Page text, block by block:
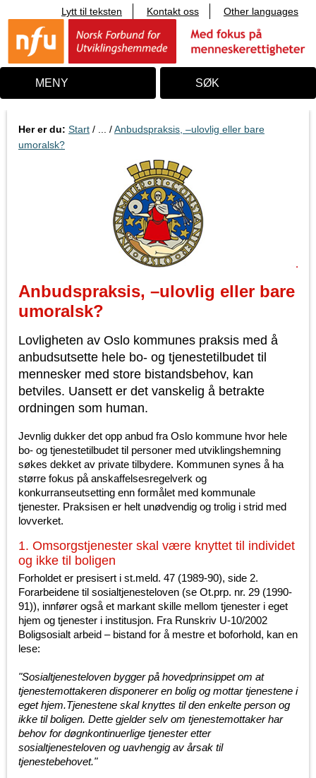
i
n
o
Lytt til teksten Kontakt oss Other languages
MENY SØK
Her er du: Start / ... /Anbudspraksis, –ulovlig eller bare
umoralsk?
Anbudspraksis, –ulovlig eller bare
umoralsk?
Lovligheten av Oslo kommunes praksis med å
anbudsutsette hele bo- og tjenestetilbudet til
mennesker med store bistandsbehov, kan
betviles. Uansett er det vanskelig å betrakte
ordningen som human.
Jevnlig dukker det opp anbud fra Oslo kommune hvor hele
bo- og tjenestetilbudet til personer med utviklingshemning
søkes dekket av private tilbydere. Kommunen synes å ha
større fokus på anskaffelsesregelverk og
konkurranseutsetting enn formålet med kommunale
tjenester. Praksisen er helt unødvendig og trolig i strid med
lovverket.
1. Omsorgstjenester skal være knyttet til individet
og ikke til boligen
Forholdet er presisert i st.meld. 47 (1989-90), side 2.
Forarbeidene til sosialtjenesteloven (se Ot.prp. nr. 29 (1990-
91)), innfører også et markant skille mellom tjenester i eget
hjem og tjenester i institusjon. Fra Runskriv U-10/2002
Boligsosialt arbeid – bistand for å mestre et boforhold, kan en
lese:
"Sosialtjenesteloven bygger på hovedprinsippet om at
tjenestemottakeren disponerer en bolig og mottar tjenestene i
eget hjem.Tjenestene skal knyttes til den enkelte person og
ikke til boligen. Dette gjelder selv om tjenestemottaker har
behov for døgnkontinuerlige tjenester etter
sosialtjenesteloven og uavhengig av årsak til
tjenestebehovet."